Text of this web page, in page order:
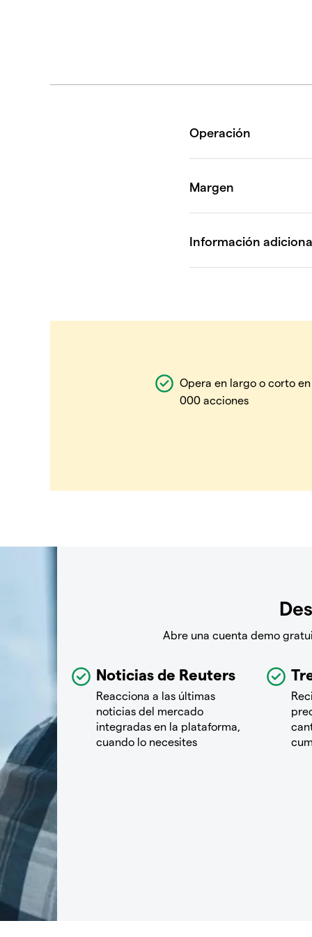
Opera en largo o corto en
000 acciones
Abre una cuenta demo
Noticias de Reuters
Reacciona a las últimas
noticias del mercado
integradas en la plataforma,
cuando lo necesites